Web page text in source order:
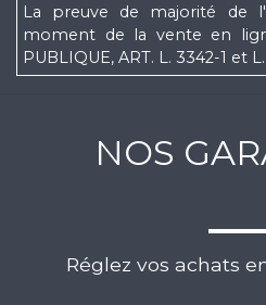
La preuve de majorité de
moment de la vente en
PUBLIQUE, ART. L. 3342-1 et
NOS
Réglez vos achats